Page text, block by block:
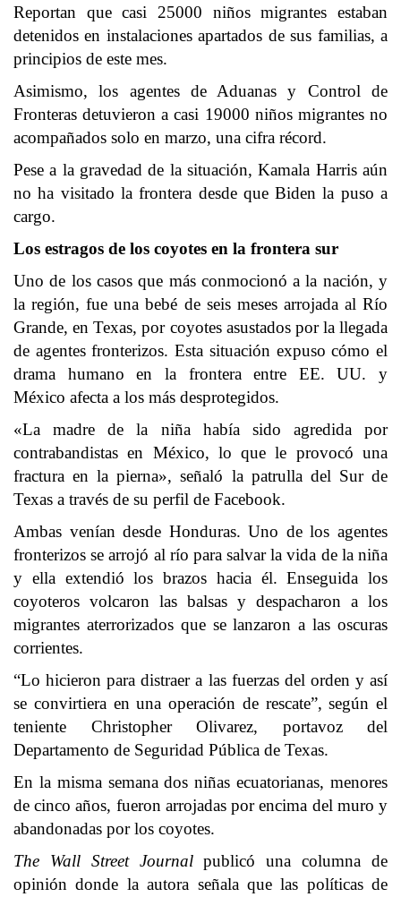
Reportan que casi 25000 niños migrantes estaban
detenidos en instalaciones apartados de sus familias, a
principios de este mes.
Asimismo, los agentes de Aduanas y Control de
Fronteras detuvieron a casi 19000 niños migrantes no
acompañados solo en marzo, una cifra récord.
Pese a la gravedad de la situación, Kamala Harris aún
no ha visitado la frontera desde que Biden la puso a
cargo.
Los estragos de los coyotes en la frontera sur
Uno de los casos que más conmocionó a la nación, y
la región, fueuna bebé de seis meses arrojadaal Río
Grande, en Texas, por coyotes asustados por la llegada
de agentes fronterizos. Esta situación expuso cómo el
drama humano en la frontera entre EE. UU. y
México afecta a los más desprotegidos.
«La madre de la niña había sido agredida por
contrabandistas en México, lo que le provocó una
fractura en la pierna», señaló la patrulla del Sur de
Texas a través de su perfil de Facebook.
Ambas venían desde Honduras. Uno de los agentes
fronterizos se arrojó al río para salvar la vida de la niña
y ella extendió los brazos hacia él. Enseguida los
coyoteros volcaron las balsas y despacharon a los
migrantes aterrorizados que se lanzaron a las oscuras
corrientes.
“Lo hicieron para distraer a las fuerzas del orden y así
se convirtiera en una operación de rescate”, según el
teniente Christopher Olivarez, portavoz del
Departamento de Seguridad Pública de Texas.
En la misma semana dos niñas ecuatorianas, menores
de cinco años, fueron arrojadas por encima del muro y
abandonadas por los coyotes.
The Wall Street Journalpublicó una columna de
opinión donde la autora señala que las políticas de